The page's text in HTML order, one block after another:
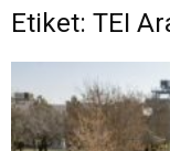
Etiket: TEI